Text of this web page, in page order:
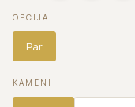
OPCIJA
Par
KAMENI